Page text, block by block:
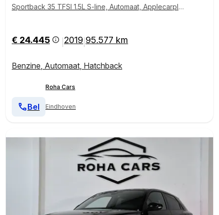
Sportback 35 TFSI 1.5L S-line, Automaat, Applecarpla
€ 24.445 2019 95.577 km
Benzine, Automaat, Hatchback
Roha Cars
Eindhoven
Bel